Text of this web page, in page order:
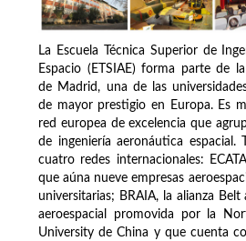
La Escuela Técnica Superior de
Espacio (ETSIAE) forma parte de
de Madrid, una de las
de mayor prestigio en Europa. Es
red europea de excelencia que
de ingeniería aeronáutica espacial.
cuatro redes internacionales:
que aúna nueve empresas
universitarias; BRAIA, la alianza
aeroespacial promovida por la
University de China y que cuenta